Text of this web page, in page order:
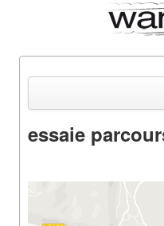
Equipements &
Parcours & Courses
essaie